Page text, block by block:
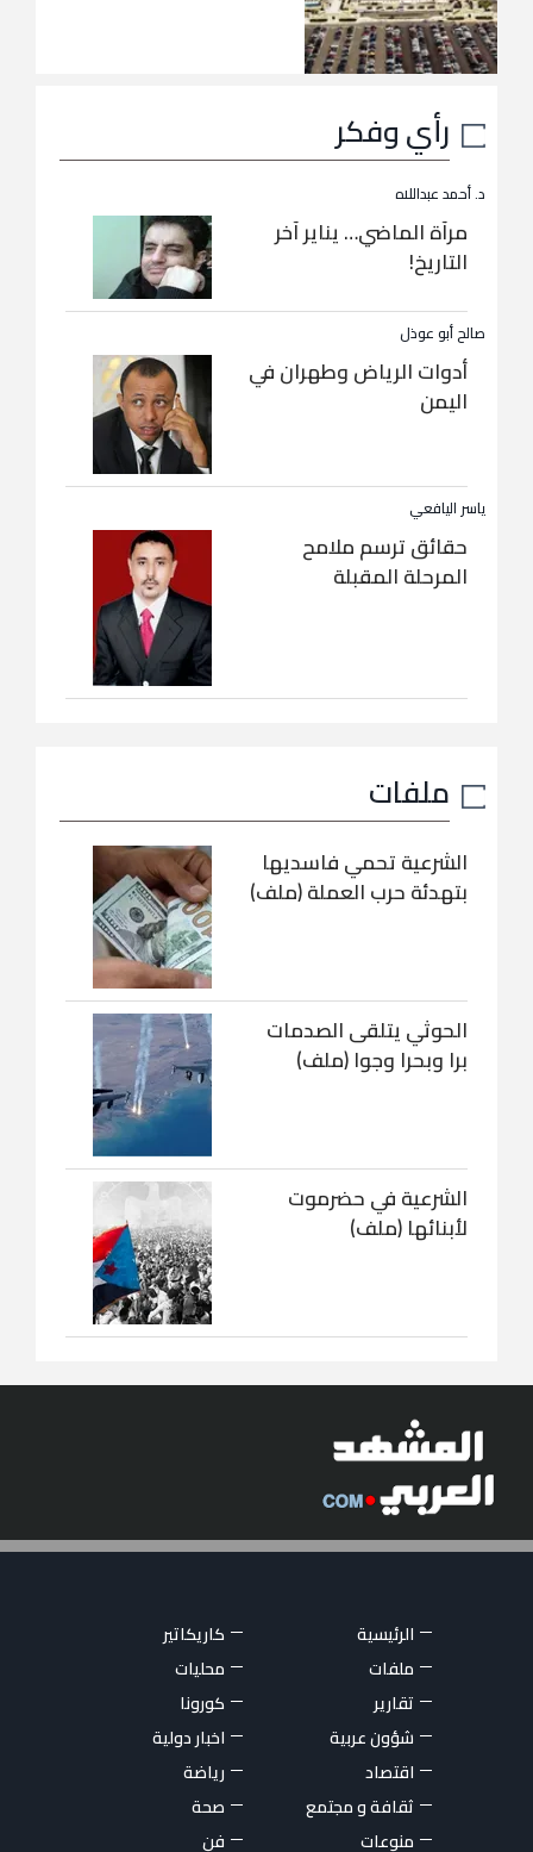
رأي وفكر
د. أحمد عبداللاه
مرآة الماضي… يناير آخر
التاريخ!
صالح أبو عوذل
أدوات الرياض وطهران في
اليمن
ياسر اليافعي
حقائق ترسم ملامح
المرحلة المقبلة
ملفات
الشرعية تحمي فاسديها
بتهدئة حرب العملة (ملف)
الحوثي يتلقى الصدمات
برا وبحرا وجوا (ملف)
الشرعية في حضرموت
لأبنائها (ملف)
الرئيسية
كاريكاتير
ملفات
محليات
تقارير
كورونا
شؤون عربية
اخبار دولية
اقتصاد
رياضة
ثقافة و مجتمع
صحة
منوعات
فن